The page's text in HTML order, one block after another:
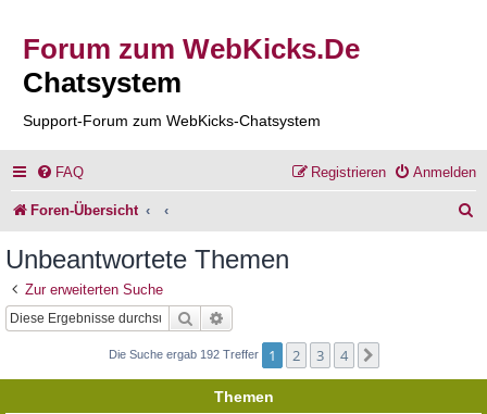
Forum zum WebKicks.De
Chatsystem
Support-Forum zum WebKicks-Chatsystem
FAQ Anmelden
Registrieren
Foren-Übersicht
Unbeantwortete Themen
Zur erweiterten Suche
Suche
Die Suche ergab 192 Treffer 1 2 3 4
Themen